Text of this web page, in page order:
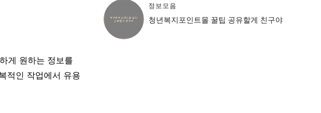
게 원하는 정보를
적인 작업에서 유용
정보모음
청년복지포인트몰 꿀팁 공유할게 친구야